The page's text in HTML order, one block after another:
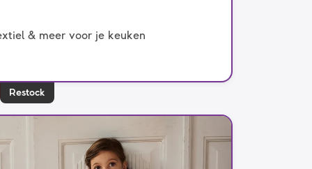
& meer voor je keuken
Restock